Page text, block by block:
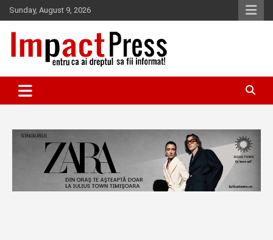
Skip
to
content
Sunday, August 9, 2026
IMPACTPRESS